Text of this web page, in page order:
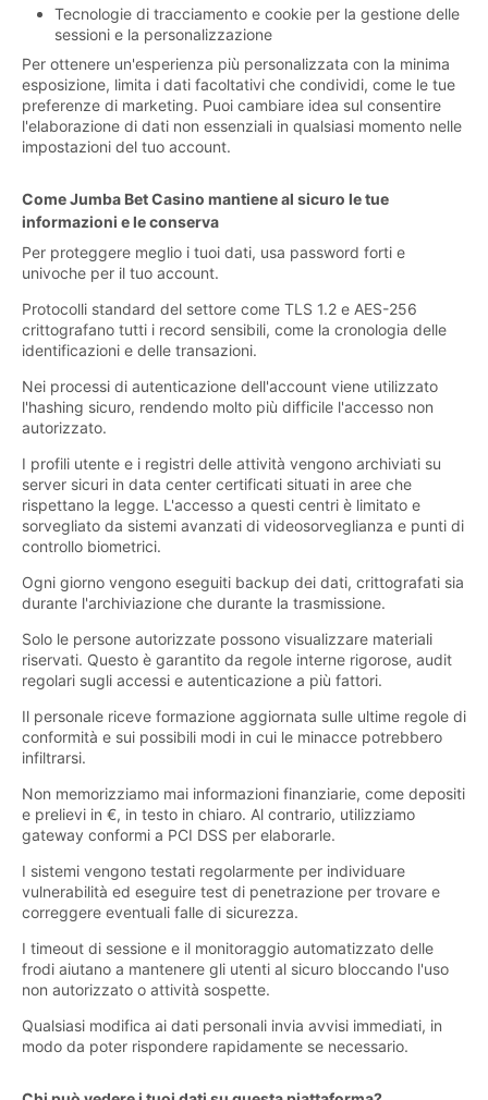
Tecnologie di tracciamento e cookie per la gestione delle
sessioni e la personalizzazione
Per ottenere un'esperienza più personalizzata con la minima
esposizione, limita i dati facoltativi che condividi, come le tue
preferenze di marketing. Puoi cambiare idea sul consentire
l'elaborazione di dati non essenziali in qualsiasi momento nelle
impostazioni del tuo account.
Come Jumba Bet Casino mantiene al sicuro le tue
informazioni e le conserva
Per proteggere meglio i tuoi dati, usa password forti e
univoche per il tuo account.
Protocolli standard del settore come TLS 1.2 e AES-256
crittografano tutti i record sensibili, come la cronologia delle
identificazioni e delle transazioni.
Nei processi di autenticazione dell'account viene utilizzato
l'hashing sicuro, rendendo molto più difficile l'accesso non
autorizzato.
I profili utente e i registri delle attività vengono archiviati su
server sicuri in data center certificati situati in aree che
rispettano la legge. L'accesso a questi centri è limitato e
sorvegliato da sistemi avanzati di videosorveglianza e punti di
controllo biometrici.
Ogni giorno vengono eseguiti backup dei dati, crittografati sia
durante l'archiviazione che durante la trasmissione.
Solo le persone autorizzate possono visualizzare materiali
riservati. Questo è garantito da regole interne rigorose, audit
regolari sugli accessi e autenticazione a più fattori.
Il personale riceve formazione aggiornata sulle ultime regole di
conformità e sui possibili modi in cui le minacce potrebbero
infiltrarsi.
Non memorizziamo mai informazioni finanziarie, come depositi
e prelievi in €, in testo in chiaro. Al contrario, utilizziamo
gateway conformi a PCI DSS per elaborarle.
I sistemi vengono testati regolarmente per individuare
vulnerabilità ed eseguire test di penetrazione per trovare e
correggere eventuali falle di sicurezza.
I timeout di sessione e il monitoraggio automatizzato delle
frodi aiutano a mantenere gli utenti al sicuro bloccando l'uso
non autorizzato o attività sospette.
Qualsiasi modifica ai dati personali invia avvisi immediati, in
modo da poter rispondere rapidamente se necessario.